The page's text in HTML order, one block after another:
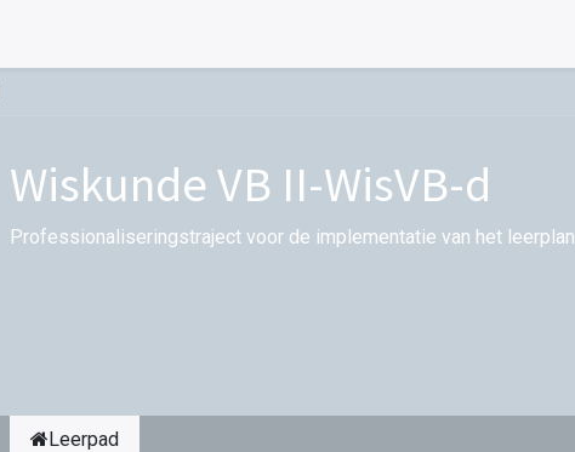
Wiskunde VB II-WisVB-d
Professionaliseringstraject voor de implementatie van het leerplan
Leerpad